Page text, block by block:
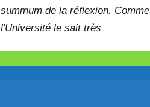
summum de la réflexion. Comme
l'Université le sait très